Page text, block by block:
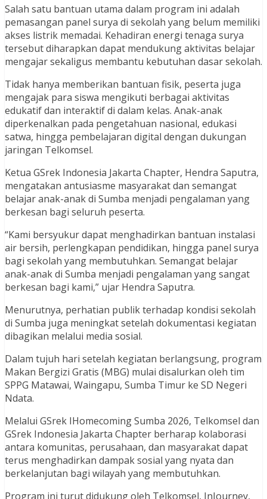
Salah satu bantuan utama dalam program ini adalah
pemasangan panel surya di sekolah yang belum memiliki
akses listrik memadai. Kehadiran energi tenaga surya
tersebut diharapkan dapat mendukung aktivitas belajar
mengajar sekaligus membantu kebutuhan dasar sekolah.
Tidak hanya memberikan bantuan fisik, peserta juga
mengajak para siswa mengikuti berbagai aktivitas
edukatif dan interaktif di dalam kelas. Anak-anak
diperkenalkan pada pengetahuan nasional, edukasi
satwa, hingga pembelajaran digital dengan dukungan
jaringan Telkomsel.
Ketua GSrek Indonesia Jakarta Chapter, Hendra Saputra,
mengatakan antusiasme masyarakat dan semangat
belajar anak-anak di Sumba menjadi pengalaman yang
berkesan bagi seluruh peserta.
“Kami bersyukur dapat menghadirkan bantuan instalasi
air bersih, perlengkapan pendidikan, hingga panel surya
bagi sekolah yang membutuhkan. Semangat belajar
anak-anak di Sumba menjadi pengalaman yang sangat
berkesan bagi kami,” ujar Hendra Saputra.
Menurutnya, perhatian publik terhadap kondisi sekolah
di Sumba juga meningkat setelah dokumentasi kegiatan
dibagikan melalui media sosial.
Dalam tujuh hari setelah kegiatan berlangsung, program
Makan Bergizi Gratis (MBG) mulai disalurkan oleh tim
SPPG Matawai, Waingapu, Sumba Timur ke SD Negeri
Ndata.
Melalui GSrek IHomecoming Sumba 2026, Telkomsel dan
GSrek Indonesia Jakarta Chapter berharap kolaborasi
antara komunitas, perusahaan, dan masyarakat dapat
terus menghadirkan dampak sosial yang nyata dan
berkelanjutan bagi wilayah yang membutuhkan.
Program ini turut didukung oleh Telkomsel, InJourney,